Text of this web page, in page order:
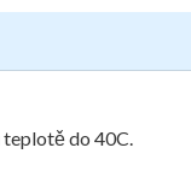
do 40C.